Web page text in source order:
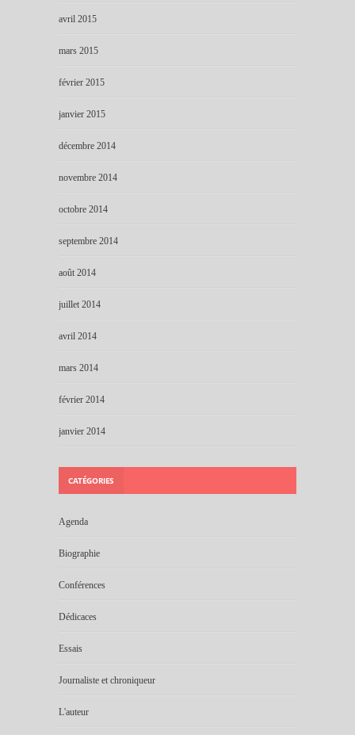
avril 2015
mars 2015
février 2015
janvier 2015
décembre 2014
novembre 2014
octobre 2014
septembre 2014
août 2014
juillet 2014
avril 2014
mars 2014
février 2014
janvier 2014
CATÉGORIES
Agenda
Biographie
Conférences
Dédicaces
Essais
Journaliste et chroniqueur
L'auteur